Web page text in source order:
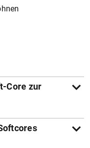
Core zur